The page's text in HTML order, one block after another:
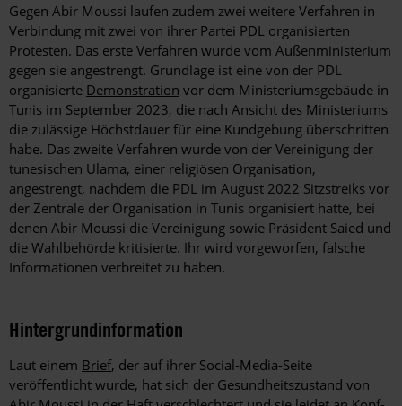
Gegen Abir Moussi laufen zudem zwei weitere Verfahren in
Verbindung mit zwei von ihrer Partei PDL organisierten
Protesten. Das erste Verfahren wurde vom Außenministerium
gegen sie angestrengt. Grundlage ist eine von der PDL
organisierte Demonstration vor dem Ministeriumsgebäude in
Tunis im September 2023, die nach Ansicht des Ministeriums
die zulässige Höchstdauer für eine Kundgebung überschritten
habe. Das zweite Verfahren wurde von der Vereinigung der
tunesischen Ulama, einer religiösen Organisation,
angestrengt, nachdem die PDL im August 2022 Sitzstreiks vor
der Zentrale der Organisation in Tunis organisiert hatte, bei
denen Abir Moussi die Vereinigung sowie Präsident Saied und
die Wahlbehörde kritisierte. Ihr wird vorgeworfen, falsche
Informationen verbreitet zu haben.
Hintergrundinformation
Hintergrund
Laut einem Brief, der auf ihrer Social-Media-Seite
veröffentlicht wurde, hat sich der Gesundheitszustand von